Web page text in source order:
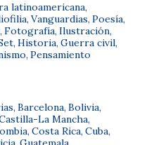
latinoamericana,
, Vanguardias, Poesía,
, Fotografía, Ilustración,
, Historia, Guerra civil,
, Pensamiento
, Barcelona, Bolivia,
La Mancha,
, Costa Rica, Cuba,